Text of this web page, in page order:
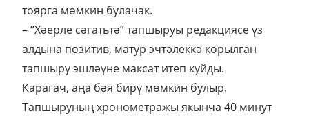
тоярга мөмкин булачак.
– “Хәерле сәгатьтә” тапшыруы редакциясе үз
алдына позитив, матур эчтәлеккә корылган
тапшыру эшләүне максат итеп куйды.
Карагач, аңа бәя бирү мөмкин булыр.
Тапшыруның хронометражы якынча 40 минут